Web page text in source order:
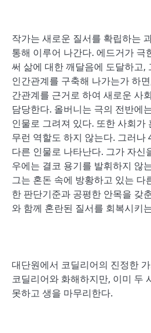
작가는 새로운 질서를 확립하는
통해 이루어 나간다. 에드거가 극
써 삶에 대한 깨달음에 도달하고,
인간관계를 구축해 나가는가 하
간관계를 근거로 하여 새로운 사
담당한다. 올버니는 극의 전반에
인물로 그려져 있다. 또한 사회가
무런 역할도 하지 않는다. 그러나
다른 인물로 나타난다. 그가 자신
우에는 결코 용기를 발휘하지 않
그는 혼돈 속에 방황하고 있는 다
한 판단기준과 공평한 안목을 갖
와 함께 혼란된 질서를 회복시키
대단원에서 코딜리어의 진정한
코딜리어와 화해하지만, 이미 두
못하고 생을 마무리한다.